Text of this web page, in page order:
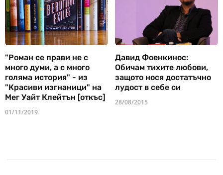
"Роман се прави не с
много думи, а с много
голяма история" - из
"Красиви изгнаници" на
Мег Уайт Клейтън [откъс]
01/11/2019
Давид Фоенкинос:
Обичам тихите любови,
защото нося достатъчно
лудост в себе си
28/08/2015